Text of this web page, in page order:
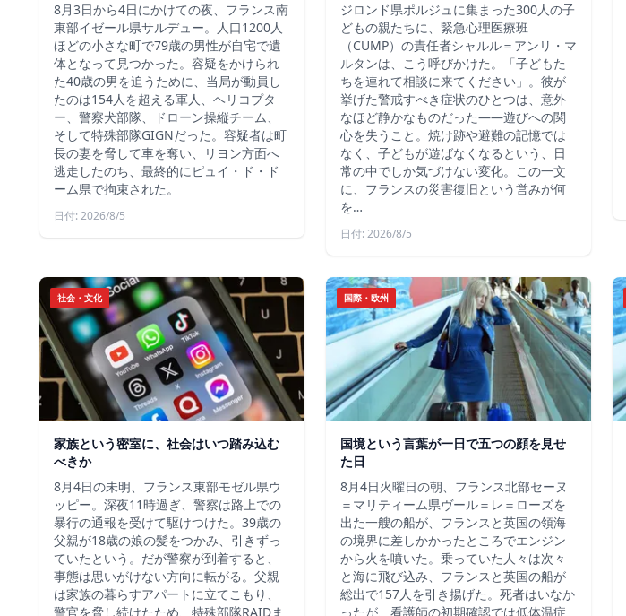
8月3日から4日にかけての夜、フランス南
東部イゼール県サルデュー。人口1200人
ほどの小さな町で79歳の男性が自宅で遺
体となって見つかった。容疑をかけられ
た40歳の男を追うために、当局が動員し
たのは154人を超える軍人、ヘリコプタ
ー、警察犬部隊、ドローン操縦チーム、
そして特殊部隊GIGNだった。容疑者は町
長の妻を脅して車を奪い、リヨン方面へ
逃走したのち、最終的にピュイ・ド・ド
ーム県で拘束された。
日付: 2026/8/5
ジロンド県ポルジュに集まった300人の子
どもの親たちに、緊急心理医療班
（CUMP）の責任者シャルル＝アンリ・マ
ルタンは、こう呼びかけた。「子どもた
ちを連れて相談に来てください」。彼が
挙げた警戒すべき症状のひとつは、意外
なほど静かなものだった――遊びへの関
心を失うこと。焼け跡や避難の記憶では
なく、子どもが遊ばなくなるという、日
常の中でしか気づけない変化。この一文
に、フランスの災害復旧という営みが何
を…
日付: 2026/8/5
社会・文化
家族という密室に、社会はいつ踏み込む
べきか
8月4日の未明、フランス東部モゼル県ウ
ッピー。深夜11時過ぎ、警察は路上での
暴行の通報を受けて駆けつけた。39歳の
父親が18歳の娘の髪をつかみ、引きずっ
ていたという。だが警察が到着すると、
事態は思いがけない方向に転がる。父親
は家族の暮らすアパートに立てこもり、
警官を脅し続けたため、特殊部隊RAIDま
国際・欧州
国境という言葉が一日で五つの顔を見せ
た日
8月4日火曜日の朝、フランス北部セーヌ
＝マリティーム県ヴール＝レ＝ローズを
出た一艘の船が、フランスと英国の領海
の境界に差しかかったところでエンジン
から火を噴いた。乗っていた人々は次々
と海に飛び込み、フランスと英国の船が
総出で157人を引き揚げた。死者はいなか
ったが、看護師の初期確認では低体温症